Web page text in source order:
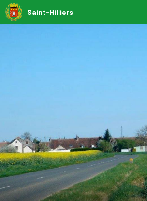
Saint-Hilliers